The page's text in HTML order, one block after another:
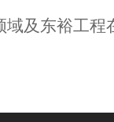
及东裕工